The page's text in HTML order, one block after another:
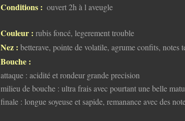
Conditions : ouvert 2h à l aveugle
Couleur : rubis foncé, legerement trouble
Nez : betterave, pointe de volatile, agrume confits, notes
Bouche :
attaque : acidité et rondeur grande precision
milieu de bouche : ultra frais avec pourtant une belle
finale : longue soyeuse et sapide, remanance avec des